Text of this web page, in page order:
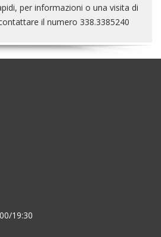
per informazioni o una visita di
il numero 338.3385240
19:30